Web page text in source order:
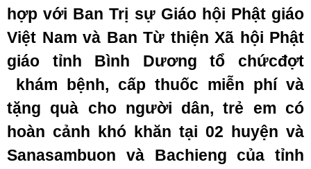
hợp với Ban Trị sự Giáo hội Phật giáo
Việt Nam và Ban Từ thiện Xã hội Phật
giáo tỉnh Bình Dương tổ chứcđợt
khám bệnh, cấp thuốc miễn phí và
tặng quà cho người dân, trẻ em có
hoàn cảnh khó khăn tại 02 huyện và
Sanasambuon và Bachieng của tỉnh